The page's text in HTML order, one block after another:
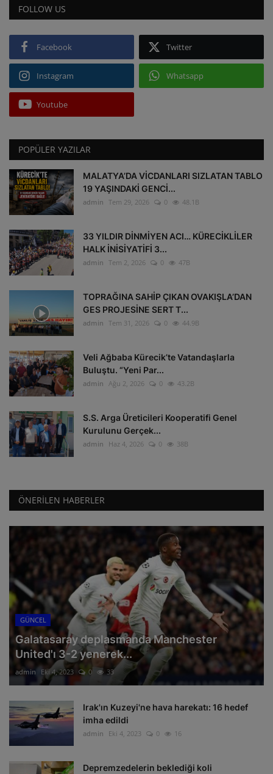
FOLLOW US
Facebook Twitter
Instagram Whatsapp
Youtube
POPÜLER YAZILAR
MALATYA’DA VİCDANLARI SIZLATAN TABLO
19 YAŞINDAKİ GENCİ...
admin Tem 29, 2026 0 48.1B
33 YILDIR DİNMİYEN ACI… KÜRECİKLİLER
HALK İNİSİYATİFİ 3...
admin Tem 2, 2026 0 47B
TOPRAĞINA SAHİP ÇIKAN OVAKIŞLA’DAN
GES PROJESİNE SERT T...
admin Tem 31, 2026 0 44.9B
Veli Ağbaba Kürecik’te Vatandaşlarla
Buluştu. “Yeni Par...
admin Ağu 2, 2026 0 43.2B
S.S. Arga Üreticileri Kooperatifi Genel
Kurulunu Gerçek...
admin Haz 4, 2026 0 38B
ÖNERILEN HABERLER
GÜNCEL
Galatasaray deplasmanda Manchester
United'ı 3-2 yenerek...
admin Eki 4, 2023 0 33
Irak'ın Kuzeyi'ne hava harekatı: 16 hedef
imha edildi
admin Eki 4, 2023 0 16
Depremzedelerin beklediği koli